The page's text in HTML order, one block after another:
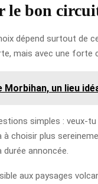
le bon
dépend surtout de
mais avec une
Morbihan, un lieu
simples : veux-
à choisir plus
annoncée.
aux paysages